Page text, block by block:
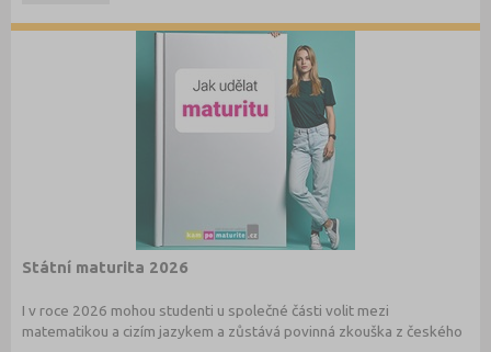
Státní maturita 2026
I v roce 2026 mohou studenti u společné části volit mezi
matematikou a cizím jazykem a zůstává povinná zkouška z českého